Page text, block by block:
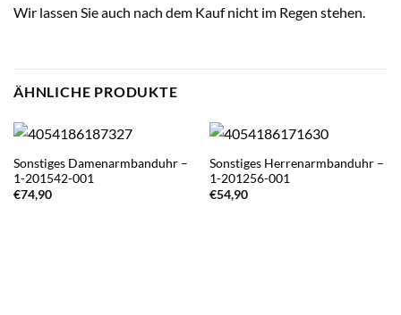
Wir lassen Sie auch nach dem Kauf nicht im Regen stehen.
ÄHNLICHE PRODUKTE
Sonstiges Damenarmbanduhr –
1-201542-001
€74,90
Sonstiges Herrenarmbanduhr –
1-201256-001
€54,90